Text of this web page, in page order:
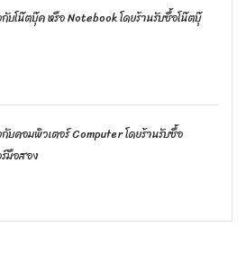
กับโน๊ตบุ๊ค หรือ Notebook โดยร้านรับซื้อโน๊ตบุ๊
กับคอมพิวเตอร์ Computer โดยร้านรับซื้อ
มือสอง